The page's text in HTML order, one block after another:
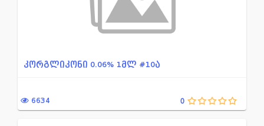
კორგლიკონი 0.06% 1მლ #10ა
6634 0